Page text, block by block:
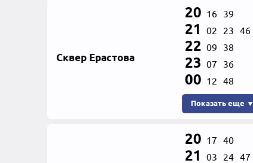
Сквер Ерастова
20 16 39
21 02 23 46
22 09 38
23 07 36
00 12 48
Показать еще ▼
20 17 40
21 03 24 47